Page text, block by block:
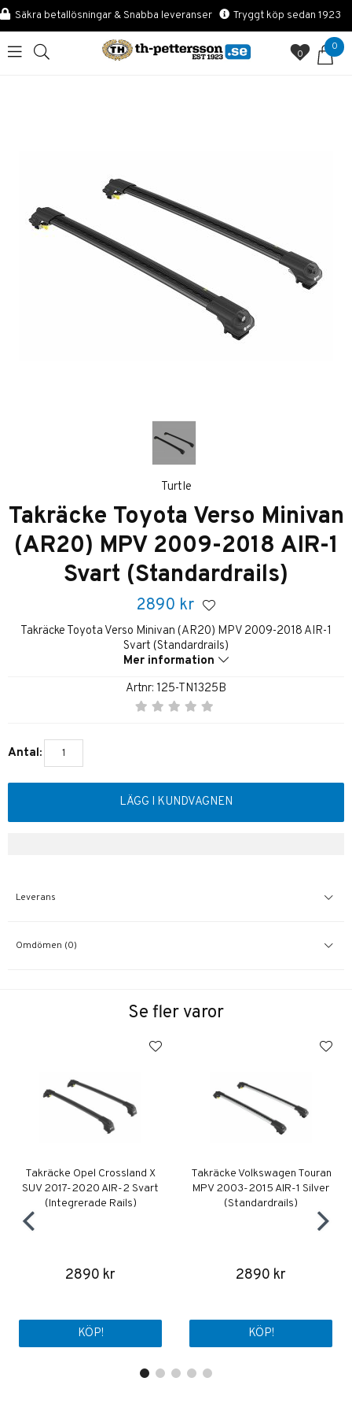
Säkra betallösningar & Snabba leveranser Tryggt köp sedan 1923
0
0
Turtle
Takräcke Toyota Verso Minivan
(AR20) MPV 2009-2018 AIR-1
Svart (Standardrails)
2890 kr
Takräcke Toyota Verso Minivan (AR20) MPV 2009-2018 AIR-1
Svart (Standardrails)
Mer information
Artnr: 125-TN1325B
Antal:
LÄGG I KUNDVAGNEN
Leverans
Omdömen (0)
Se fler varor
Takräcke Opel Crossland X
SUV 2017-2020 AIR-2 Svart
(Integrerade Rails)
2890 kr
KÖP!
Takräcke Volkswagen Touran
MPV 2003-2015 AIR-1 Silver
(Standardrails)
2890 kr
KÖP!